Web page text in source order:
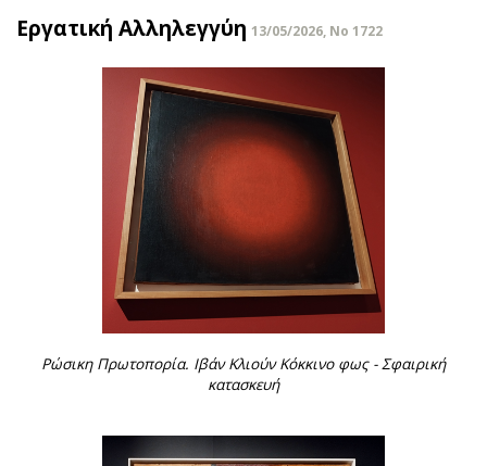
Εργατική Αλληλεγγύη 13/05/2026, No 1722
Ρώσικη Πρωτοπορία. Ιβάν Κλιούν Κόκκινο φως - Σφαιρική
κατασκευή